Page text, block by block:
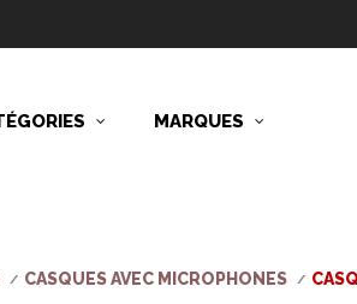
MARQUES
CASQUES AVEC MICROPHONES